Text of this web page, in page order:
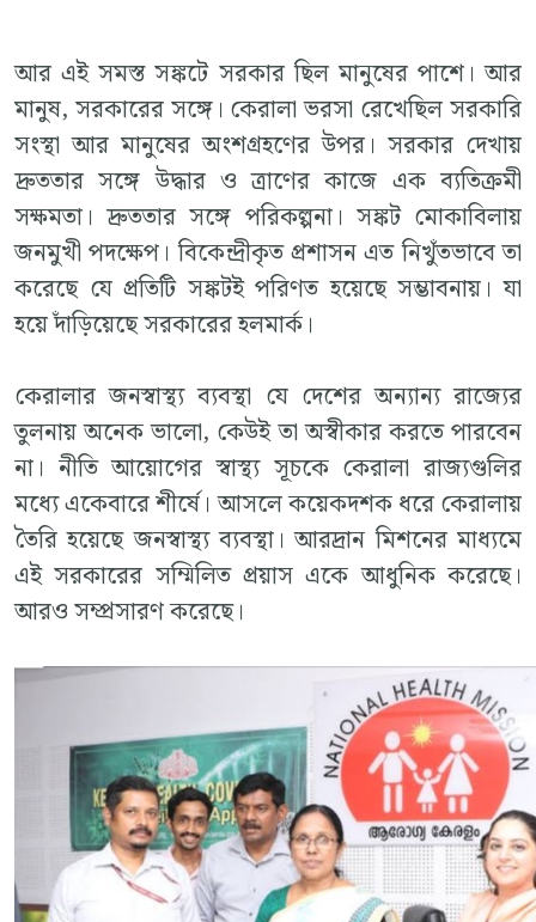
আর এই সমস্ত সঙ্কটে সরকার ছিল মানুষের পাশে। আর
মানুষ, সরকারের সঙ্গে। কেরালা ভরসা রেখেছিল সরকারি
সংস্থা আর মানুষের অংশগ্রহণের উপর। সরকার দেখায়
দ্রুততার সঙ্গে উদ্ধার ও ত্রাণের কাজে এক ব্যতিক্রমী
সক্ষমতা। দ্রুততার সঙ্গে পরিকল্পনা। সঙ্কট মোকাবিলায়
জনমুখী পদক্ষেপ। বিকেন্দ্রীকৃত প্রশাসন এত নিখুঁতভাবে তা
করেছে যে প্রতিটি সঙ্কটই পরিণত হয়েছে সম্ভাবনায়। যা
হয়ে দাঁড়িয়েছে সরকারের হলমার্ক।
কেরালার জনস্বাস্থ্য ব্যবস্থা যে দেশের অন্যান্য রাজ্যের
তুলনায় অনেক ভালো, কেউই তা অস্বীকার করতে পারবেন
না। নীতি আয়োগের স্বাস্থ্য সূচকে কেরালা রাজ্যগুলির
মধ্যে একেবারে শীর্ষে। আসলে কয়েকদশক ধরে কেরালায়
তৈরি হয়েছে জনস্বাস্থ্য ব্যবস্থা। আরদ্রান মিশনের মাধ্যমে
এই সরকারের সম্মিলিত প্রয়াস একে আধুনিক করেছে।
আরও সম্প্রসারণ করেছে।